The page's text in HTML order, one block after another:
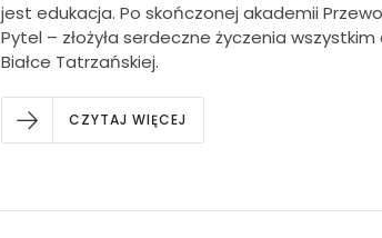
jest edukacja. Po skończonej akademii
Pytel – złożyła serdeczne życzenia
Białce Tatrzańskiej.
CZYTAJ WIĘCEJ